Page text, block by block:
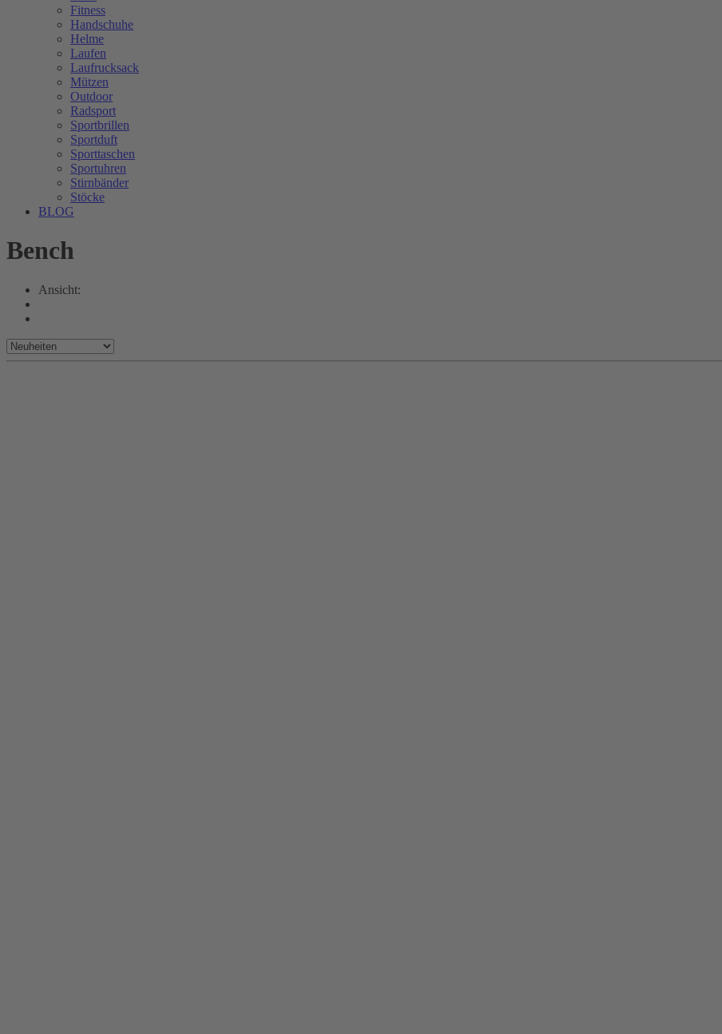
Fitness
Handschuhe
Helme
Laufen
Laufrucksack
Mützen
Outdoor
Radsport
Sportbrillen
Sportduft
Sporttaschen
Sportuhren
Stirnbänder
Stöcke
BLOG
Bench
Ansicht: